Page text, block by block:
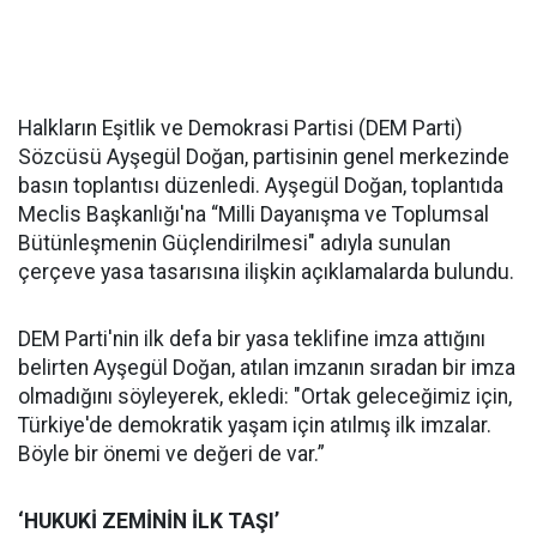
Halkların Eşitlik ve Demokrasi Partisi (DEM Parti)
Sözcüsü Ayşegül Doğan, partisinin genel merkezinde
basın toplantısı düzenledi. Ayşegül Doğan, toplantıda
Meclis Başkanlığı'na “Milli Dayanışma ve Toplumsal
Bütünleşmenin Güçlendirilmesi" adıyla sunulan
çerçeve yasa tasarısına ilişkin açıklamalarda bulundu.
DEM Parti'nin ilk defa bir yasa teklifine imza attığını
belirten Ayşegül Doğan, atılan imzanın sıradan bir imza
olmadığını söyleyerek, ekledi: "Ortak geleceğimiz için,
Türkiye'de demokratik yaşam için atılmış ilk imzalar.
Böyle bir önemi ve değeri de var.”
‘HUKUKİ ZEMİNİN İLK TAŞI’